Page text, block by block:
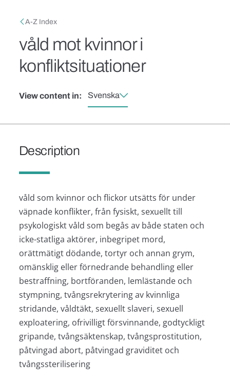
Breadcrumb
A-Z Index
våld mot kvinnor i
konfliktsituationer
View content in: Svenska
Description
våld som kvinnor och flickor utsätts för under
väpnade konflikter, från fysiskt, sexuellt till
psykologiskt våld som begås av både staten och
icke-statliga aktörer, inbegripet mord,
orättmätigt dödande, tortyr och annan grym,
omänsklig eller förnedrande behandling eller
bestraffning, bortföranden, lemlästande och
stympning, tvångsrekrytering av kvinnliga
stridande, våldtäkt, sexuellt slaveri, sexuell
exploatering, ofrivilligt försvinnande, godtyckligt
gripande, tvångsäktenskap, tvångsprostitution,
påtvingad abort, påtvingad graviditet och
tvångssterilisering